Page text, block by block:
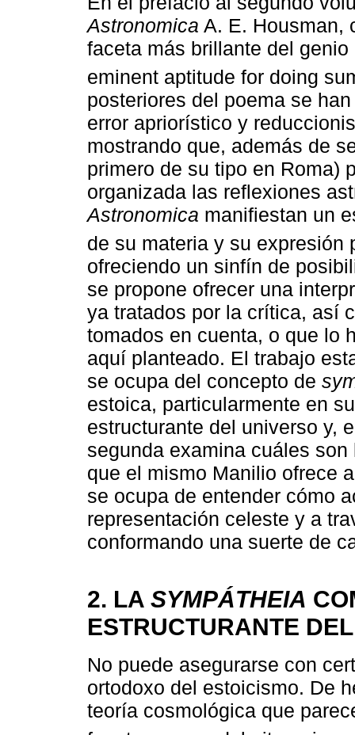
Astronomica A. E. Housman,
faceta más brillante del
eminent aptitude for doing
posteriores del poema se
error apriorístico y
mostrando que, además de
primero de su tipo en Roma)
organizada las reflexiones
Astronomica manifiestan un
de su materia y su expresión
ofreciendo un sinfín de
se propone ofrecer una
ya tratados por la crítica, así
tomados en cuenta, o que lo
aquí planteado. El trabajo
se ocupa del concepto de
estoica, particularmente en
estructurante del universo y,
segunda examina cuáles
que el mismo Manilio ofrece
se ocupa de entender cómo
representación celeste y a
conformando una suerte de
2. LA SYMPÁTHEIA
ESTRUCTURANTE
No puede asegurarse con
ortodoxo del estoicismo. De
teoría cosmológica que